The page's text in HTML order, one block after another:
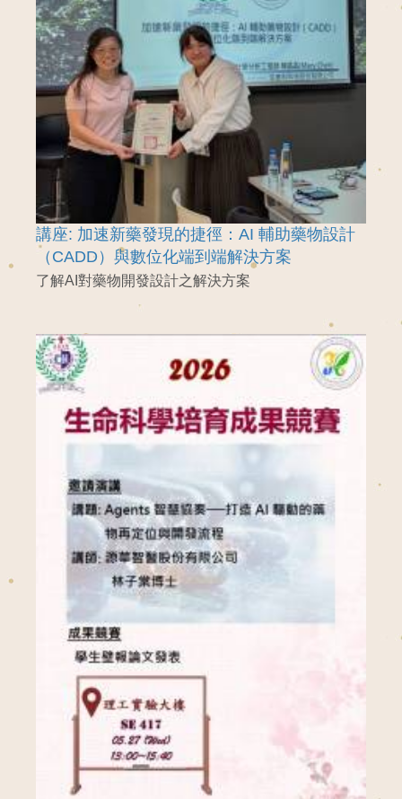
講座: 加速新藥發現的捷徑：AI 輔助藥物設計
（CADD）與數位化端到端解決方案
了解AI對藥物開發設計之解決方案